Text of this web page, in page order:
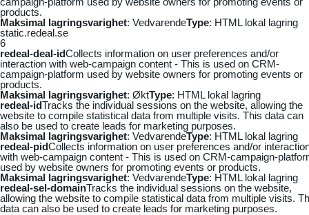
products.
Maksimal lagringsvarighet: VedvarendeType: HTML lokal lagring
static.redeal.se
6
redeal-deal-idCollects information on user preferences and/or
interaction with web-campaign content - This is used on CRM-
campaign-platform used by website owners for promoting events or
products.
Maksimal lagringsvarighet: ØktType: HTML lokal lagring
redeal-idTracks the individual sessions on the website, allowing the
website to compile statistical data from multiple visits. This data can
also be used to create leads for marketing purposes.
Maksimal lagringsvarighet: VedvarendeType: HTML lokal lagring
redeal-pidCollects information on user preferences and/or
with web-campaign content - This is used on CRM-campaign-
used by website owners for promoting events or products.
Maksimal lagringsvarighet: VedvarendeType: HTML lokal lagring
redeal-sel-domainTracks the individual sessions on the website,
allowing the website to compile statistical data from multiple visits.
data can also be used to create leads for marketing purposes.